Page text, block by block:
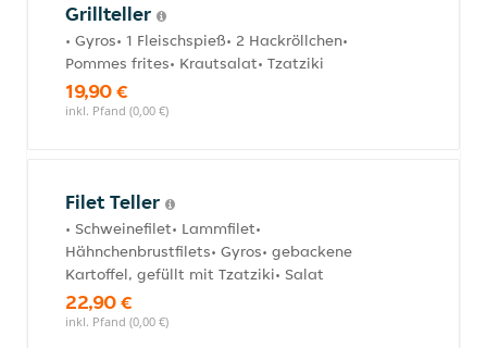
Grillteller
• Gyros• 1 Fleischspieß• 2 Hackröllchen•
Pommes frites• Krautsalat• Tzatziki
19,90 €
inkl. Pfand (0,00 €)
Filet Teller
• Schweinefilet• Lammfilet•
Hähnchenbrustfilets• Gyros• gebackene
Kartoffel, gefüllt mit Tzatziki• Salat
22,90 €
inkl. Pfand (0,00 €)